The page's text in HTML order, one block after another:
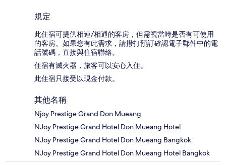
規定
此住宿可提供相連/相通的客房，但需視當時是否有可使用
的客房。如果您有此需求，請撥打預訂確認電子郵件中的電
話號碼，直接與住宿聯絡。
住宿有滅火器，旅客可以安心入住。
此住宿只接受以現金付款。
其他名稱
Njoy Prestige Grand Don Mueang
NJoy Prestige Grand Hotel Don Mueang Hotel
NJoy Prestige Grand Hotel Don Mueang Bangkok
NJoy Prestige Grand Hotel Don Mueang Hotel Bangkok